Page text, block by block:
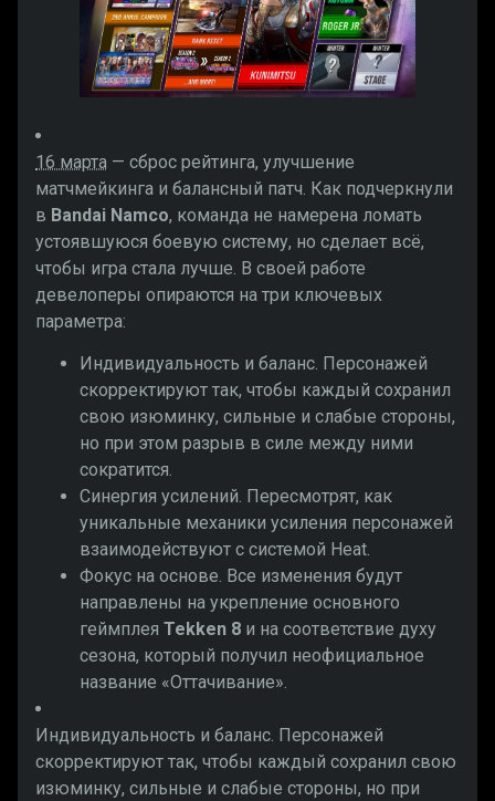
16 марта — сброс рейтинга, улучшение
матчмейкинга и балансный патч. Как подчеркнули
в Bandai Namco, команда не намерена ломать
устоявшуюся боевую систему, но сделает всё,
чтобы игра стала лучше. В своей работе
девелоперы опираются на три ключевых
параметра:
Индивидуальность и баланс. Персонажей
скорректируют так, чтобы каждый сохранил
свою изюминку, сильные и слабые стороны,
но при этом разрыв в силе между ними
сократится.
Синергия усилений. Пересмотрят, как
уникальные механики усиления персонажей
взаимодействуют с системой Heat.
Фокус на основе. Все изменения будут
направлены на укрепление основного
геймплея Tekken 8 и на соответствие духу
сезона, который получил неофициальное
название «Оттачивание».
Индивидуальность и баланс. Персонажей
скорректируют так, чтобы каждый сохранил свою
изюминку, сильные и слабые стороны, но при